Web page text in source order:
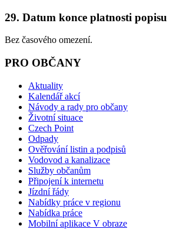
29. Datum konce platnosti popisu
Bez časového omezení.
PRO OBČANY
Aktuality
Kalendář akcí
Návody a rady pro občany
Životní situace
Czech Point
Odpady
Ověřování listin a podpisů
Vodovod a kanalizace
Služby občanům
Připojení k internetu
Jízdní řády
Nabídky práce v regionu
Nabídka práce
Mobilní aplikace V obraze